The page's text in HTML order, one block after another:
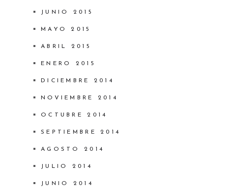
JUNIO 2015
MAYO 2015
ABRIL 2015
ENERO 2015
DICIEMBRE 2014
NOVIEMBRE 2014
OCTUBRE 2014
SEPTIEMBRE 2014
AGOSTO 2014
JULIO 2014
JUNIO 2014